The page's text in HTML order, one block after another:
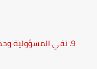
9. نفي المسؤولية وحدودها: